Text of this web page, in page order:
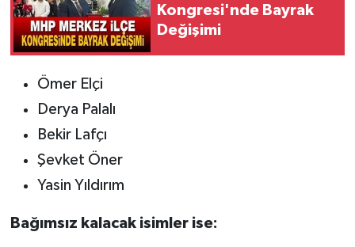
Kongresi'nde Bayrak
Değişimi
Ömer Elçi
Derya Palalı
Bekir Lafçı
Şevket Öner
Yasin Yıldırım
Bağımsız kalacak isimler ise: